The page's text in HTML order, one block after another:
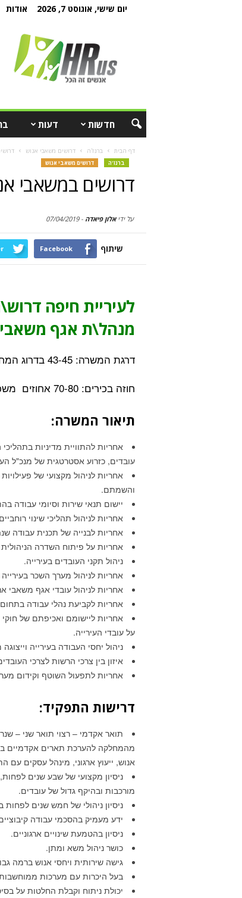
יום שישי, אוגוסט 7, 2026 אודות
חדשות דעות
דף הבית ברנז'ה דרושים משאבי אנוש
ברנז'ה דרושים משאבי אנוש
דרושים במשאבי
על ידיאלון פיאדה -
07/04/2019
שיתוף Facebook
לעיריית חיפה
מנהל\ת אגף
דרגת המשרה: 43-45 בדרוג המח"ר.
חוזה בכירים: 70-80 אחוזים משכר מנכ"ל.
תיאור המשרה:
אחריות להתוויית מדיניות
עובדים, כזרוע אסטרטגית של מנכ"ל
אחריות לניהול מקצועי של
והשמתם.
יישום תנאי שירות וסיומי עבודה
אחריות לניהול תהליכי שינוי
אחריות לבנייה של תכנית עבודה
אחריות על פיתוח השדרה הניהולית
ניהול תקני העובדים בעירייה.
אחריות לניהול מערך השכר בעירייה
אחריות לניהול עובדי אגף משאבי
אחריות לקביעת נהלי עבודה
אחריות ליישומם ואכיפתם של
על עובדי העירייה.
ניהול יחסי העבודה בעירייה
איזון בין צרכי הרשות לצרכי
אחריות לתפעול השוטף וקידום
דרישות התפקיד:
תואר אקדמי – רצוי תואר שני –
מהמחלקה להערכת תארים אקדמיים
אנוש, ייעוץ ארגוני, מינהל עסקים עם
מורכבות ובהיקף גדול של עובדים.
ניסיון ניהולי של חמש שנים לפחות
ידע מעמיק בהסכמי עבודה
ניסיון בהטמעת שינויים ארגוניים.
כושר ניהול משא ומתן.
גישה שירותית ויחסי אנוש ברמה
בעל היכרות עם מערכות
יכולת ניתוח וקבלת החלטות על